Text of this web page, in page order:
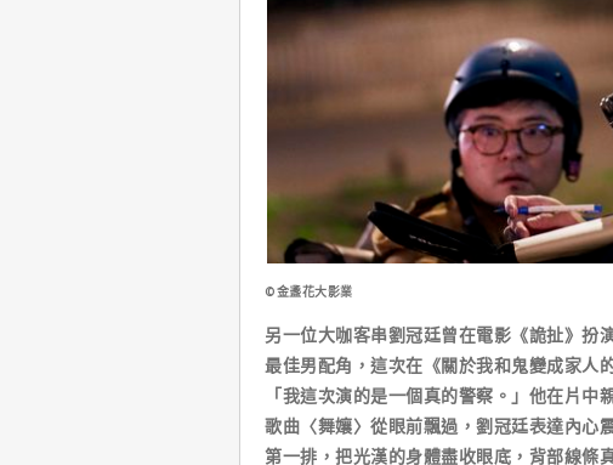
©金盞花大影業
另一位大咖客串劉冠廷曾在電影《詭扯》扮
最佳男配角，這次在《關於我和鬼變成家人
「我這次演的是一個真的警察。」他在片
歌曲〈舞孃〉從眼前飄過，劉冠廷表達內心
第一排，把光漢的身體盡收眼底，背部線條